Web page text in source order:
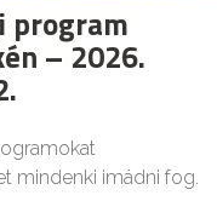
program
– 2026.
mindenki imádni fog.